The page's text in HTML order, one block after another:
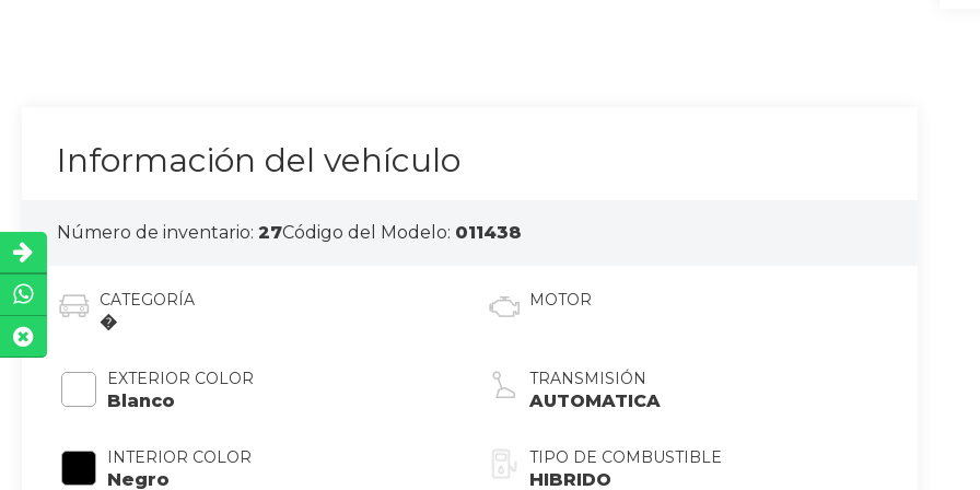
Información del vehículo
Número de inventario:27Código del Modelo: 011438
CATEGORÍA
�
EXTERIOR COLOR
Blanco
INTERIOR COLOR
Negro
MOTOR
TRANSMISIÓN
AUTOMATICA
TIPO DE COMBUSTIBLE
HIBRIDO